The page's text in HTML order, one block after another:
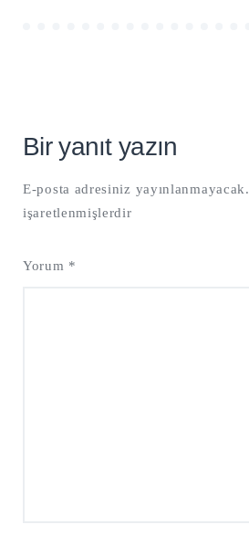
Bir yanıt yazın
E-posta adresiniz yayınlanmayacak.
işaretlenmişlerdir
Yorum *